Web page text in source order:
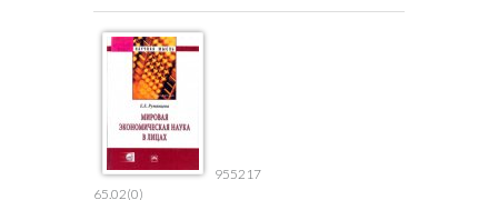
955217
65.02(0)